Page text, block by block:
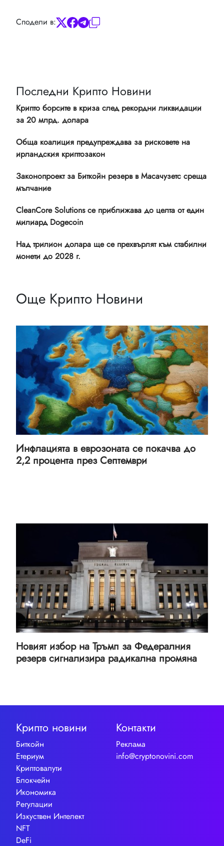
Сподели в:
Последни Крипто Новини
Крипто борсите в криза след рекордни ликвидации
за 20 млрд. долара
Обща коалиция предупреждава за рисковете на
ирландския криптозакон
Законопроект за Биткойн резерв в Масачузетс среща
мълчание
CleanCore Solutions се приближава до целта от един
милиард Dogecoin
Над трилион долара ще се прехвърлят към стабилни
монети до 2028 г.
Още Крипто Новини
Инфлацията в еврозоната се покачва до
2,2 процента през Септември
Новият избор на Тръмп за Федералния
резерв сигнализира радикална промяна
Крипто новини
Биткойн
Етериум
Криптовалути
Блокчейн
Икономика
Регулации
Изкуствен Интелект
NFT
DeFi
Контакти
Реклама
info@cryptonovini.com